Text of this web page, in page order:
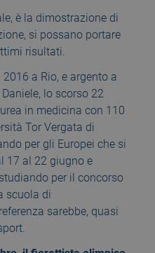
è la dimostrazione di
si possano portare
risultati.
a Rio, e argento a
lo scorso 22
in medicina con 110
Tor Vergata di
per gli Europei che si
17 al 22 giugno e
per il concorso
scuola di
sarebbe, quasi